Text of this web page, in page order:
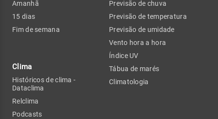
Amanhã
15 dias
Fim de semana
Clima
Históricos de clima -
Dataclima
Relclima
Podcasts
Previsão de chuva
Previsão de temperatura
Previsão de umidade
Vento hora a hora
Índice UV
Tábua de marés
Climatologia